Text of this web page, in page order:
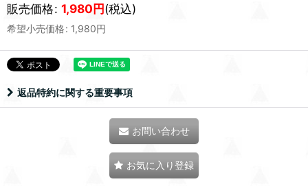
販売価格: 1,980円(税込)
希望小売価格: 1,980円
返品特約に関する重要事項
お問い合わせ
お気に入り登録